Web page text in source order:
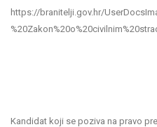
https://branitelji.gov.hr/
Kandidat koji se poziva na pravo